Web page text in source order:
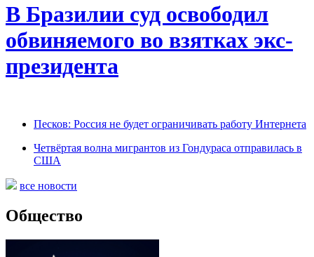
В Бразилии суд освободил
обвиняемого во взятках экс-
президента
Песков: Россия не будет ограничивать работу Интернета
Четвёртая волна мигрантов из Гондураса отправилась в
США
все новости
Общество